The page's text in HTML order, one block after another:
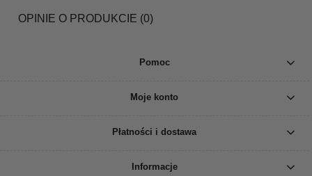
OPINIE O PRODUKCIE (0)
Pomoc
Moje konto
Płatności i dostawa
Informacje